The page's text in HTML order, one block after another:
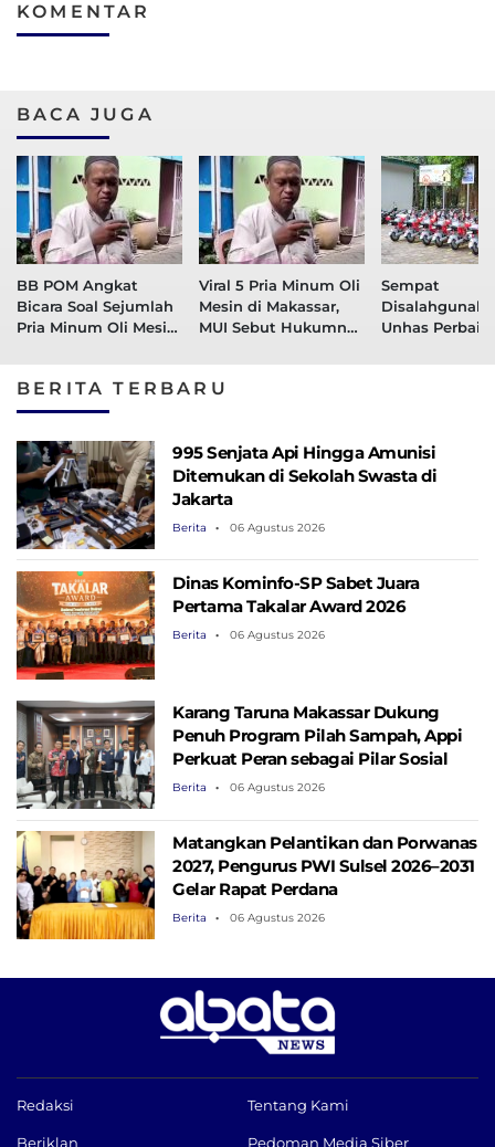
KOMENTAR
BACA JUGA
BB POM Angkat
Bicara Soal Sejumlah
Pria Minum Oli Mesin
Viral 5 Pria Minum Oli
Mesin di Makassar,
MUI Sebut Hukumnya
Sempat
Unhas
BERITA TERBARU
995 Senjata Api Hingga Amunisi
Ditemukan di Sekolah Swasta di
Jakarta
Berita 06 Agustus 2026
Dinas Kominfo-SP Sabet Juara
Pertama Takalar Award 2026
Berita 06 Agustus 2026
Karang Taruna Makassar Dukung
Penuh Program Pilah Sampah, Appi
Perkuat Peran sebagai Pilar Sosial
Berita 06 Agustus 2026
Matangkan Pelantikan dan Porwanas
2027, Pengurus PWI Sulsel 2026–2031
Gelar Rapat Perdana
Berita 06 Agustus 2026
Redaksi Tentang Kami
Beriklan Pedoman Media Siber